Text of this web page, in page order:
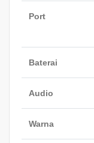
Port
Baterai
Audio
Warna